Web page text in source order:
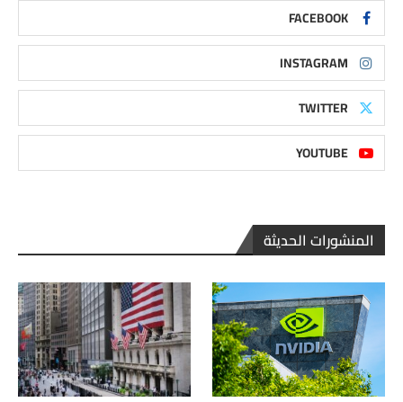
FACEBOOK
INSTAGRAM
TWITTER
YOUTUBE
المنشورات الحديثة